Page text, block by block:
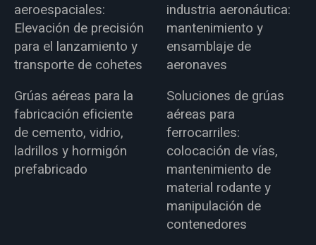
aeroespaciales:
Elevación de precisión
para el lanzamiento y
transporte de cohetes
industria aeronáutica:
mantenimiento y
ensamblaje de
aeronaves
Grúas aéreas para la
fabricación eficiente
de cemento, vidrio,
ladrillos y hormigón
prefabricado
Soluciones de grúas
aéreas para
ferrocarriles:
colocación de vías,
mantenimiento de
material rodante y
manipulación de
contenedores